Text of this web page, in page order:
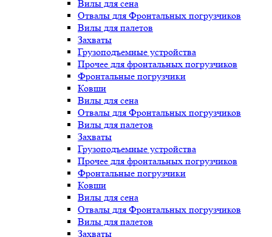
Вилы для сена
Отвалы для Фронтальных погрузчиков
Вилы для палетов
Захваты
Грузоподъемные устройства
Прочее для фронтальных погрузчиков
Фронтальные погрузчики
Ковши
Вилы для сена
Отвалы для Фронтальных погрузчиков
Вилы для палетов
Захваты
Грузоподъемные устройства
Прочее для фронтальных погрузчиков
Фронтальные погрузчики
Ковши
Вилы для сена
Отвалы для Фронтальных погрузчиков
Вилы для палетов
Захваты